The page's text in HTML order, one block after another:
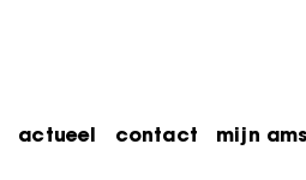
actueel contact mijn